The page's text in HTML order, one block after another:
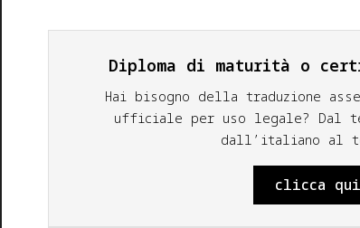
Diploma di maturità o
Hai bisogno della traduzione
ufficiale per uso legale? Dal
dall’italiano al
clicca qui